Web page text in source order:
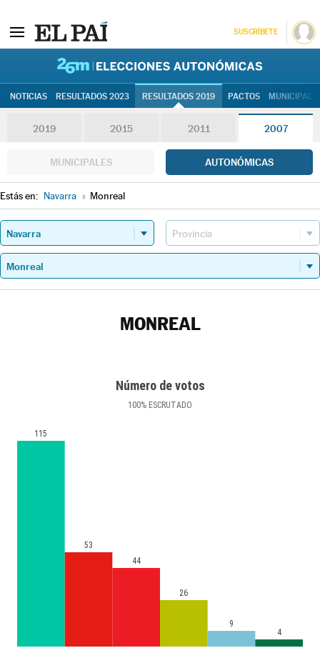
SUSCRÍBETE
NOTICIAS RESULTADOS 2023 RESULTADOS 2019 PACTOS
2019 2015 2011 2007
MUNICIPALES AUTONÓMICAS
Estás en: Navarra » Monreal
MONREAL
Número de votos
100% ESCRUTADO
115
53
44
26
9
4